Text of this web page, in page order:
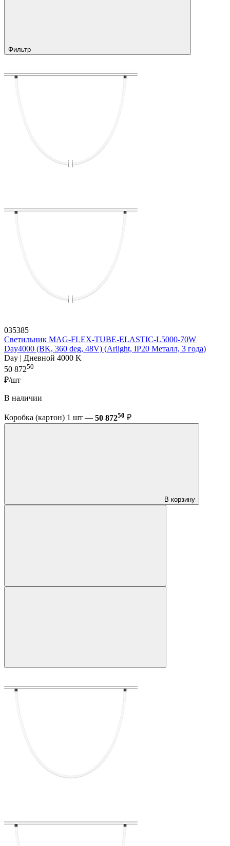
Фильтр
035385
Светильник MAG-FLEX-TUBE-ELASTIC-L5000-70W
Day4000 (BK, 360 deg, 48V) (Arlight, IP20 Металл, 3 года)
Day | Дневной 4000 K
50 87250
₽/шт
В наличии
Коробка (картон) 1 шт — 50 87250 ₽
В корзину